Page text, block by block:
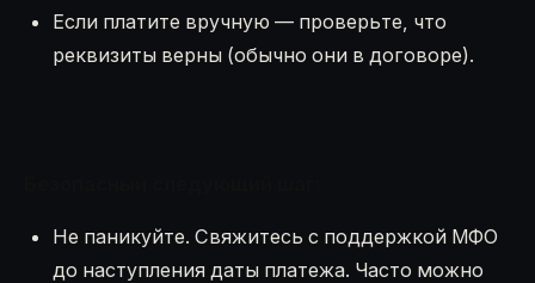
Если платите вручную — проверьте, что
реквизиты верны (обычно они в договоре).
Не паникуйте. Свяжитесь с поддержкой МФО
до наступления даты платежа. Часто можно